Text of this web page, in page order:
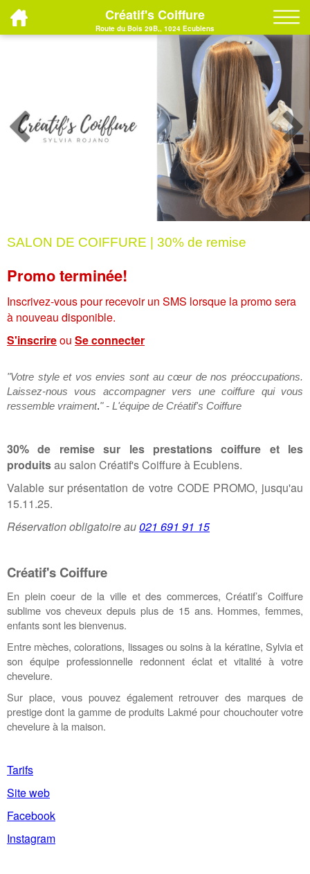
Créatif's Coiffure
Route du Bois 29B,, 1024 Ecublens
SALON DE COIFFURE | 30% de remise
Promo terminée!
Inscrivez-vous pour recevoir un SMS lorsque la promo sera
à nouveau disponible.
S'inscrireou Se connecter
"Votre style et vos envies sont au cœur de nos préoccupations.
Laissez-nous vous accompagner vers une coiffure qui vous
ressemble vraiment." - L'équipe de Créatif's Coiffure
30% de remise sur les prestations coiffure et les
produitsau salon Créatif's Coiffure à Ecublens.
Valable sur présentation de votre CODE PROMO, jusqu'au
15.11.25.
Réservation obligatoire au021 691 91 15
Créatif's Coiffure
En plein coeur de la ville et des commerces, Créatif’s Coiffure
sublime vos cheveux depuis plus de 15 ans. Hommes, femmes,
enfants sont les bienvenus.
Entre mèches, colorations, lissages ou soins à la kératine, Sylvia et
son équipe professionnelle redonnent éclat et vitalité à votre
chevelure.
Sur place, vous pouvez également retrouver des marques de
prestige dont la gamme de produits Lakmé pour chouchouter votre
chevelure à la maison.
Tarifs
Site web
Facebook
Instagram